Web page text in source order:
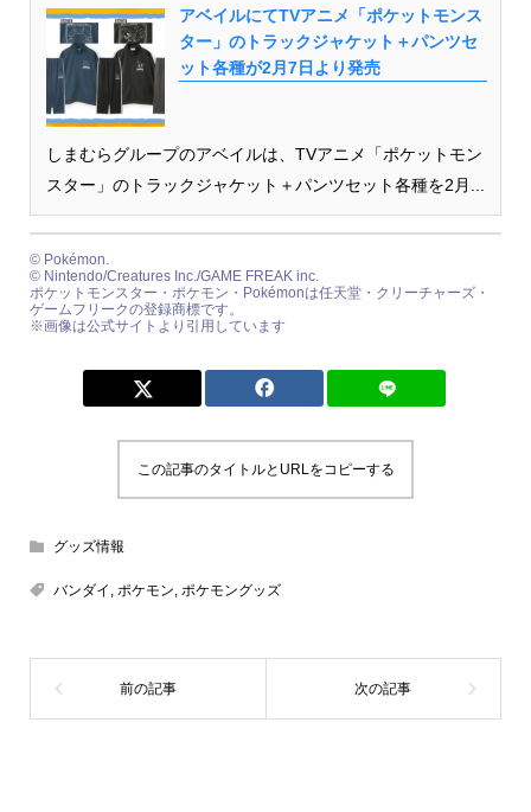
アベイルにてTVアニメ「ポケットモンス
ター」のトラックジャケット＋パンツセ
ット各種が2月7日より発売
しまむらグループのアベイルは、TVアニメ「ポケットモン
スター」のトラックジャケット＋パンツセット各種を2月...
© Pokémon.
© Nintendo/Creatures Inc./GAME FREAK inc.
ポケットモンスター・ポケモン・Pokémonは任天堂・クリーチャーズ・
ゲームフリークの登録商標です。
※画像は公式サイトより引用しています
この記事のタイトルとURLをコピーする
グッズ情報
バンダイ , ポケモン, ポケモングッズ